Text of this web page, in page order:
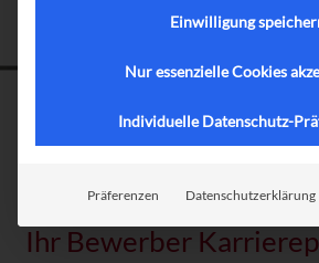
Ihr Bewerber
Einwilligung
Nur essenzielle Cookies
Individuelle Datenschutz-
Präferenzen Datenschutzerklärung